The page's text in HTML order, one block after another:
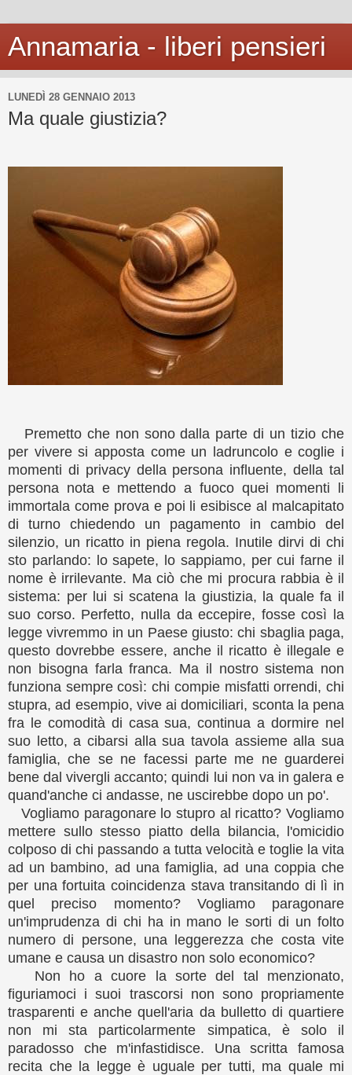
Annamaria - liberi pensieri
LUNEDÌ 28 GENNAIO 2013
Ma quale giustizia?
Premetto che non sono dalla parte di un tizio che
per vivere si apposta come un ladruncolo e coglie i
momenti di privacy della persona influente, della tal
persona nota e mettendo a fuoco quei momenti li
immortala come prova e poi li esibisce al malcapitato
di turno chiedendo un pagamento in cambio del
silenzio, un ricatto in piena regola. Inutile dirvi di chi
sto parlando: lo sapete, lo sappiamo, per cui farne il
nome è irrilevante. Ma ciò che mi procura rabbia è il
sistema: per lui si scatena la giustizia, la quale fa il
suo corso. Perfetto, nulla da eccepire, fosse così la
legge vivremmo in un Paese giusto: chi sbaglia paga,
questo dovrebbe essere, anche il ricatto è illegale e
non bisogna farla franca. Ma il nostro sistema non
funziona sempre così: chi compie misfatti orrendi, chi
stupra, ad esempio, vive ai domiciliari, sconta la pena
fra le comodità di casa sua, continua a dormire nel
suo letto, a cibarsi alla sua tavola assieme alla sua
famiglia, che se ne facessi parte me ne guarderei
bene dal vivergli accanto; quindi lui non va in galera e
quand'anche ci andasse, ne uscirebbe dopo un po'.
Vogliamo paragonare lo stupro al ricatto? Vogliamo
mettere sullo stesso piatto della bilancia, l'omicidio
colposo di chi passando a tutta velocità e toglie la vita
ad un bambino, ad una famiglia, ad una coppia che
per una fortuita coincidenza stava transitando di lì in
quel preciso momento? Vogliamo paragonare
un'imprudenza di chi ha in mano le sorti di un folto
numero di persone, una leggerezza che costa vite
umane e causa un disastro non solo economico?
Non ho a cuore la sorte del tal menzionato,
figuriamoci i suoi trascorsi non sono propriamente
trasparenti e anche quell'aria da bulletto di quartiere
non mi sta particolarmente simpatica, è solo il
paradosso che m'infastidisce. Una scritta famosa
recita che la legge è uguale per tutti, ma quale mi